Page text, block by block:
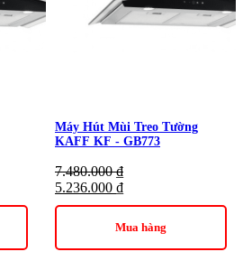
Máy Hút Mùi Treo Tường
KAFF KF - GB773
7.480.000₫
5.236.000 ₫
Mua hàng